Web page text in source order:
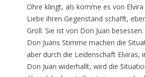
Ohre klingt, als komme es von
Liebe ihren Gegenstand schafft,
Groll. Sie ist von Don Juan
Don Juans Stimme machen die
aber durch die Leidenschaft Elviras,
Don Juan widerhallt, wird die